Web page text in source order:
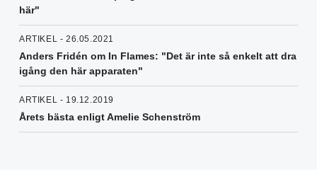
här"
ARTIKEL - 26.05.2021
Anders Fridén om In Flames: "Det är inte så enkelt att dra
igång den här apparaten"
ARTIKEL - 19.12.2019
Årets bästa enligt Amelie Schenström